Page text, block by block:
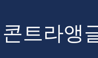
콘트라앵